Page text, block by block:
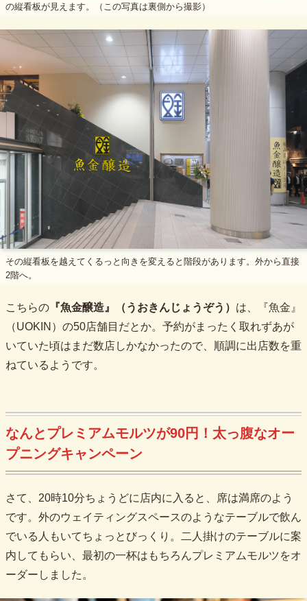
の縦看板が見えます。（この写真は裏側から撮影）
その縦看板を越えてくるっと向きを変えると階段があります。外から直接
2階へ。
こちらの 『魚金醸造』（うおきんじょうぞう） は、『魚金』
（UOKIN）の50店舗目だとか。予約がまったく取れずあが
いていた頃はまだ数店しかなかったので、順調に出店数を重
ねているようです。
なんとプレミアムモルツが90円！太っ腹なオー
プニングキャンペーン
さて、20時10分ちょうどに店内に入ると、席は満席のよう
です。外のウェイティングスペースのようなテーブルで飲ん
でいる人もいてちょっとびっくり。二人掛けのテーブルに案
内してもらい、最初の一杯はもちろんプレミアムモルツをオ
ーダーしました。